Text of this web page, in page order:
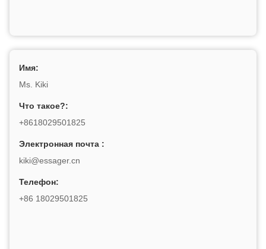
Имя:
Ms. Kiki
Что такое?:
+8618029501825
Электронная почта :
kiki@essager.cn
Телефон:
+86 18029501825